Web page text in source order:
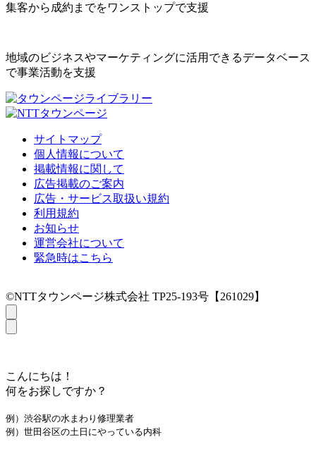
集客から成約までをワンストップで支援
地域のビジネスやマーケティングに活用できるデータベース
で事業活動を支援
サイトマップ
個人情報について
掲載情報に関して
広告掲載のご案内
広告・サービス取扱い規約
利用規約
お知らせ
運営会社について
緊急時はこちら
©NTTタウンページ株式会社 TP25-193号【261029】
こんにちは！
何をお探しですか？
例）渋谷駅の水まわり修理業者
例）世田谷区の土日にやっている内科